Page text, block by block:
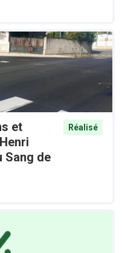
et
Sang de
Réalisé